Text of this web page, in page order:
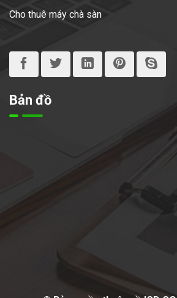
Cho thuê máy chà sàn
Bản đồ